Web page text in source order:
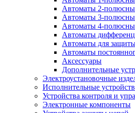
Автоматы 2-
Автоматы 3-
Автоматы 4-
Автоматы
Автоматы для
Автоматы
Аксессуары
Дополнительные
Электроустановочные
Исполнительные
Устройства контроля и
Электронные компоненты